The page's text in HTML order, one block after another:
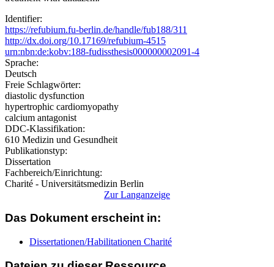
Identifier:
https://refubium.fu-berlin.de/handle/fub188/311
http://dx.doi.org/10.17169/refubium-4515
urn:nbn:de:kobv:188-fudissthesis000000002091-4
Sprache:
Deutsch
Freie Schlagwörter:
diastolic dysfunction
hypertrophic cardiomyopathy
calcium antagonist
DDC-Klassifikation:
610 Medizin und Gesundheit
Publikationstyp:
Dissertation
Fachbereich/Einrichtung:
Charité - Universitätsmedizin Berlin
Zur Langanzeige
Das Dokument erscheint in:
Dissertationen/Habilitationen Charité